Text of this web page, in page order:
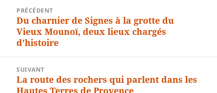
l’article
PRÉCÉDENT
Article
précédent :
Du charnier de Signes à la grotte du
Vieux Mounoï, deux lieux chargés
d’histoire
SUIVANT
Article
La route des rochers qui parlent dans les